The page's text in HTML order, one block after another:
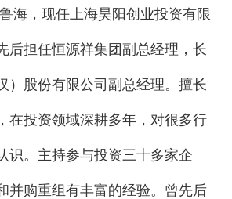
海，现任上海昊阳创业投资有限
后担任恒源祥集团副总经理，长
）股份有限公司副总经理。擅长
在投资领域深耕多年，对很多行
识。主持参与投资三十多家企
并购重组有丰富的经验。曾先后